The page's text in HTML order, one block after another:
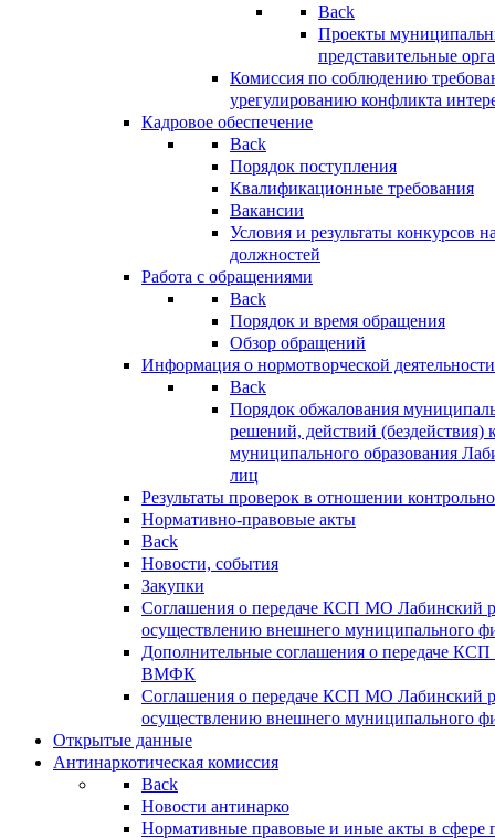
Back
Проекты
представительные
Комиссия по соблюдению
урегулированию конфликта
Кадровое обеспечение
Back
Порядок поступления
Квалификационные требования
Вакансии
Условия и результаты конкурсов
должностей
Работа с обращениями
Back
Порядок и время обращения
Обзор обращений
Информация о нормотворческой деятельности
Back
Порядок обжалования
решений, действий (бездействия)
муниципального образования
лиц
Результаты проверок в отношении
Нормативно-правовые акты
Back
Новости, события
Закупки
Соглашения о передаче КСП МО Лабинский
осуществлению внешнего муниципального
Дополнительные соглашения о передаче
ВМФК
Соглашения о передаче КСП МО Лабинский
осуществлению внешнего муниципального
Открытые данные
Антинаркотическая комиссия
Back
Новости антинарко
Нормативные правовые и иные акты в сфере